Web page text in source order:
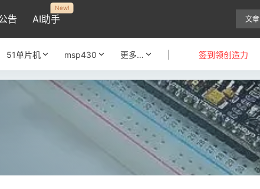
告 AI助手
New!
文章
51单片机 msp430 更多… 签到领创造力